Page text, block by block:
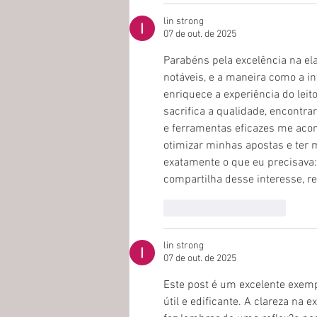
lin strong
07 de out. de 2025
Parabéns pela excelência na
notáveis, e a maneira como a
enriquece a experiência do
sacrifica a qualidade,
e ferramentas eficazes me
otimizar minhas apostas e ter
exatamente o que eu
compartilha desse interesse,
lin strong
07 de out. de 2025
Este post é um excelente
útil e edificante. A clareza na